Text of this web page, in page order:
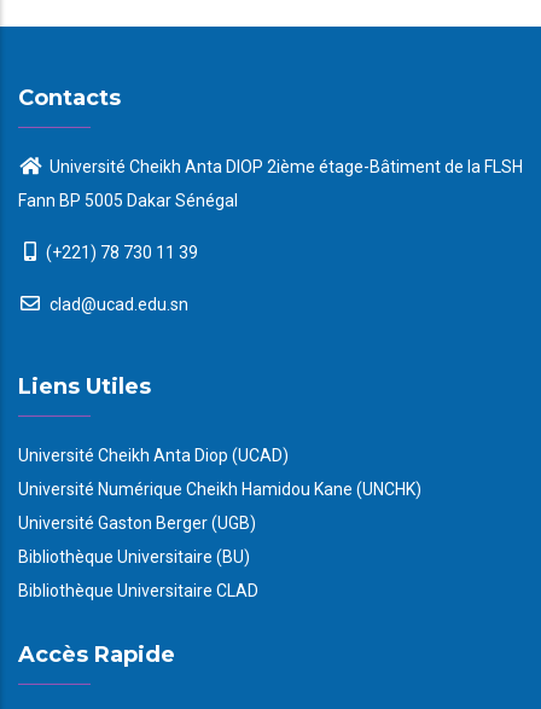
Contacts
Université Cheikh Anta DIOP 2ième étage-Bâtiment de la FLSH
Fann BP 5005 Dakar Sénégal
(+221) 78 730 11 39
clad@ucad.edu.sn
Liens Utiles
Université Cheikh Anta Diop (UCAD)
Université Numérique Cheikh Hamidou Kane (UNCHK)
Université Gaston Berger (UGB)
Bibliothèque Universitaire (BU)
Bibliothèque Universitaire CLAD
Accès Rapide